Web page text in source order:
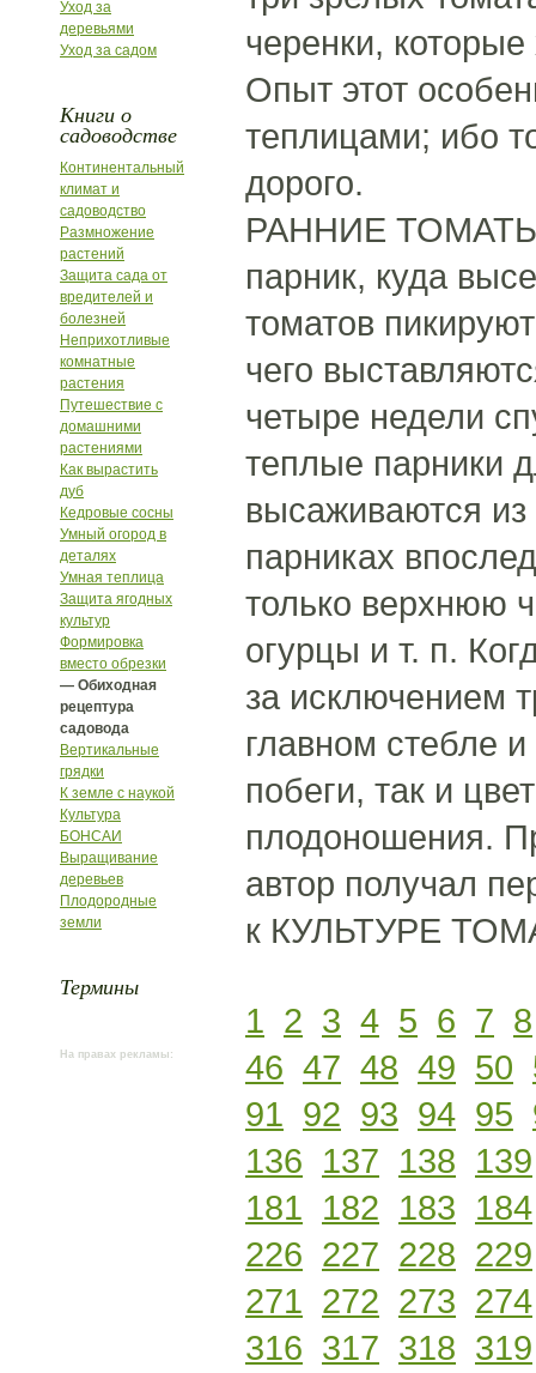
Уход за
деревьями
Уход за садом
Книги о
садоводстве
Континентальный
климат и
садоводство
Размножение
растений
Защита сада от
вредителей и
болезней
Неприхотливые
комнатные
растения
Путешествие с
домашними
растениями
Как вырастить
дуб
Кедровые сосны
Умный огород в
деталях
Умная теплица
Защита ягодных
культур
Формировка
вместо обрезки
— Обиходная
рецептура
садовода
Вертикальные
грядки
К земле с наукой
Культура
БОНСАИ
Выращивание
деревьев
Плодородные
земли
Термины
На правах рекламы:
черенки,
Опыт этот
теплицами; ибо
дорого.
РАННИЕ ТОМАТЫ.
парник, куда
томатов
чего
четыре недели
теплые парники
высаживаются из
парниках
только верхнюю
огурцы и т. п.
за исключением
главном стебле
побеги, так и
плодоношения.
автор получал
к КУЛЬТУРЕ
1 2 3 4 5 6 7 8
46 47 48 49 50
91 92 93 94 95
136 137 138 139
181 182 183 184
226 227 228 229
271 272 273 274
316 317 318 319